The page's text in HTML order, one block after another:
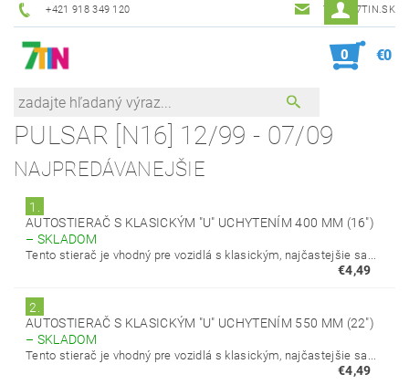
+421 918 349 120 7TIN@7TIN.SK
0 €0
PULSAR [N16] 12/99 - 07/09
NAJPREDÁVANEJŠIE
1.
AUTOSTIERAČ S KLASICKÝM "U" UCHYTENÍM 400 MM (16")
– SKLADOM
Tento stierač je vhodný pre vozidlá s klasickým, najčastejšie sa...
€4,49
2.
AUTOSTIERAČ S KLASICKÝM "U" UCHYTENÍM 550 MM (22")
– SKLADOM
Tento stierač je vhodný pre vozidlá s klasickým, najčastejšie sa...
€4,49